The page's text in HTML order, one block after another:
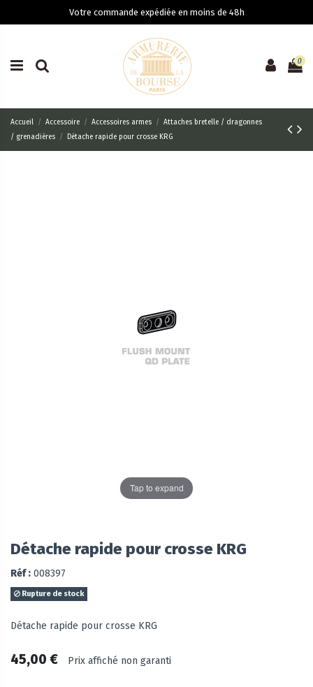
Votre commande expédiée en moins de 48h
0
Accueil Accessoire Accessoires armes
Attaches bretelle / dragonnes
/ grenadières
Détache rapide pour crosse KRG
Tap to expand
Détache rapide pour crosse KRG
Réf : 008397
Rupture de stock
Détache rapide pour crosse KRG
45,00 € Prix affiché non garanti